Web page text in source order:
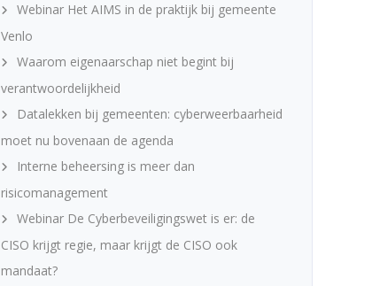
Webinar Het AIMS in de praktijk bij gemeente
Venlo
Waarom eigenaarschap niet begint bij
verantwoordelijkheid
Datalekken bij gemeenten: cyberweerbaarheid
moet nu bovenaan de agenda
Interne beheersing is meer dan
risicomanagement
Webinar De Cyberbeveiligingswet is er: de
CISO krijgt regie, maar krijgt de CISO ook
mandaat?